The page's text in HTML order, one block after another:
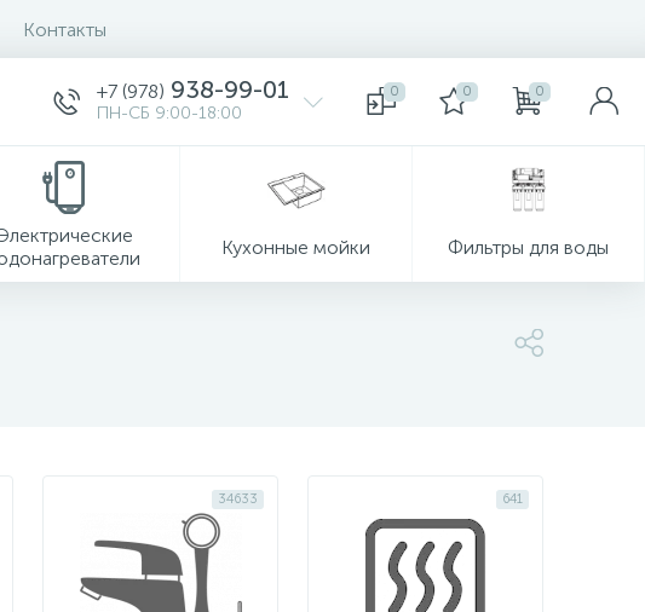
Контакты
+7 (978) 938-99-01
ПН-СБ 9:00-18:00
0 0 0
Кухонные мойки Фильтры для воды
34633 641